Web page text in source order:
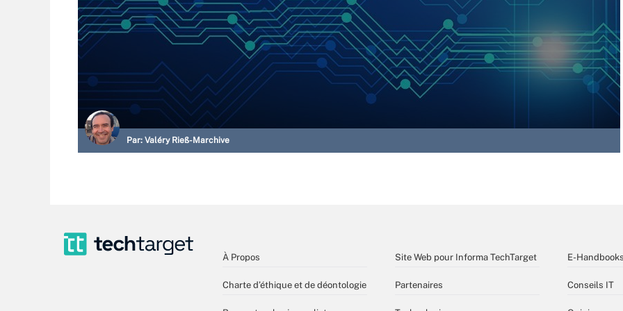
Par: Valéry Rieß-Marchive
À Propos
Charte d’éthique et de déontologie
Site Web pour Informa TechTarget
Partenaires
E-
Conseils IT